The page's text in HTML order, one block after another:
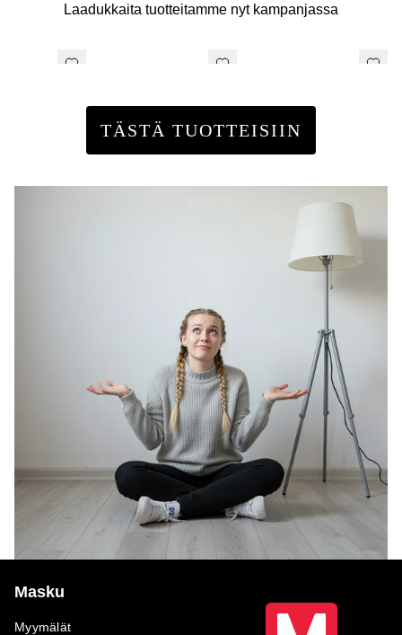
Laadukkaita tuotteitamme nyt kampanjassa
TÄSTÄ TUOTTEISIIN
Masku
Myymälät